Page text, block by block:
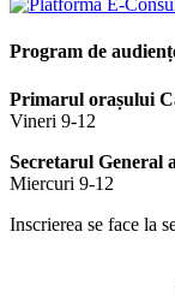
Program de
Primarul orașului
Vineri 9-12
Secretarul General
Miercuri 9-12
Inscrierea se face la